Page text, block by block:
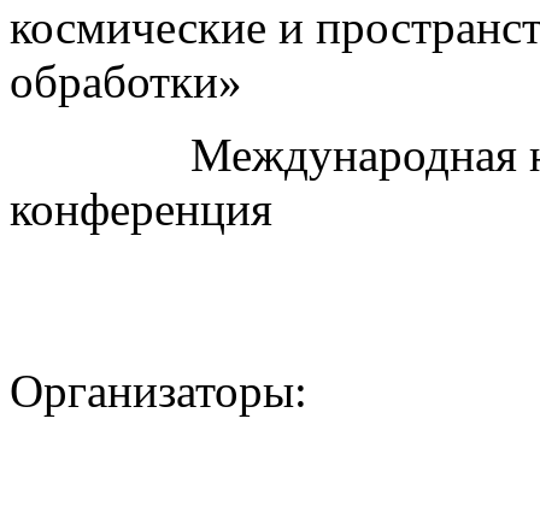
космические и
обработки»
Международная
конференция
Организаторы: